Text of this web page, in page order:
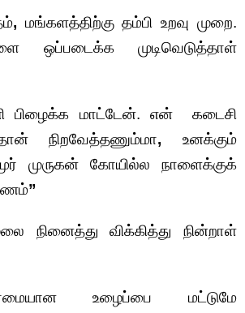
, மங்களத்திற்கு தம்பி உறவு முறை.
ஒப்படைக்க முடிவெடுத்தாள்
பிழைக்க மாட்டேன். என் கடைசி
நிறவேத்தணும்மா, உனக்கும்
முருகன் கோயில்ல நாளைக்குக்
”
நினைத்து விக்கித்து நின்றாள்
உழைப்பை மட்டுமே